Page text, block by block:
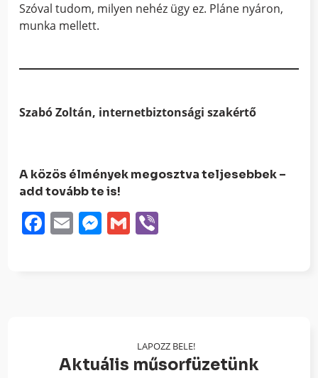
Szóval tudom, milyen nehéz ügy ez. Pláne nyáron,
munka mellett.
Szabó Zoltán, internetbiztonsági szakértő
A közös élmények megosztva teljesebbek –
add tovább te is!
Facebook
EmailMessenger
Gmail
LAPOZZ BELE!
Aktuális műsorfüzetünk